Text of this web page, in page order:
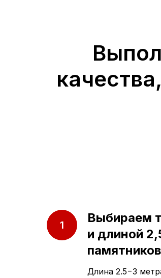
Выбираем
и длиной
памятников
Длина 2.5−3